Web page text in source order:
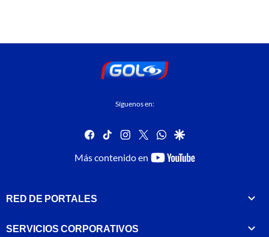
Síguenos en:
facebook
tiktok instagram
twitterwhatsapp
google
Más contenido en
youtube-
RED DE PORTALES
SERVICIOS CORPORATIVOS